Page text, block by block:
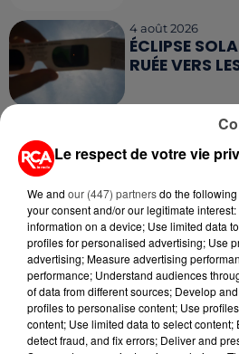
4 août 2026
ÉCLIPSE
RUÉE VERS
CAMPING-
AVEZ LE
RETROUVEZ TOUTE
RECEVEZ LES ALERTES
EN TÉLÉCHARGEANT
RCA
Le respect de votre vie
We and our (447) partnersdo the
your consent and/or our legitimate
information on a device; Use limited data
profiles for personalised advertising; Use
advertising; Measure advertising
performance; Understand audiences
of data from different sources; Develop
profiles to personalise content; Use
content; Use limited data to select content;
detect fraud, and fix errors; Deliver and